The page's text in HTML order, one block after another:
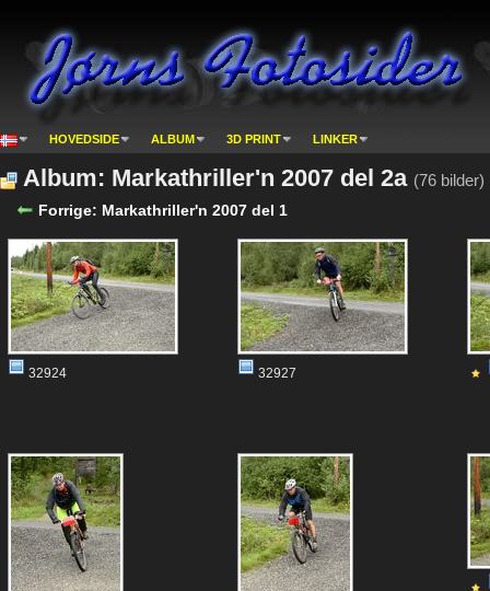
HOVEDSIDE ALBUM 3D PRINT LINKER
Album: Markathriller'n 2007 del 2a (76 bilder)
Forrige: Markathriller'n 2007 del 1
32924 32927